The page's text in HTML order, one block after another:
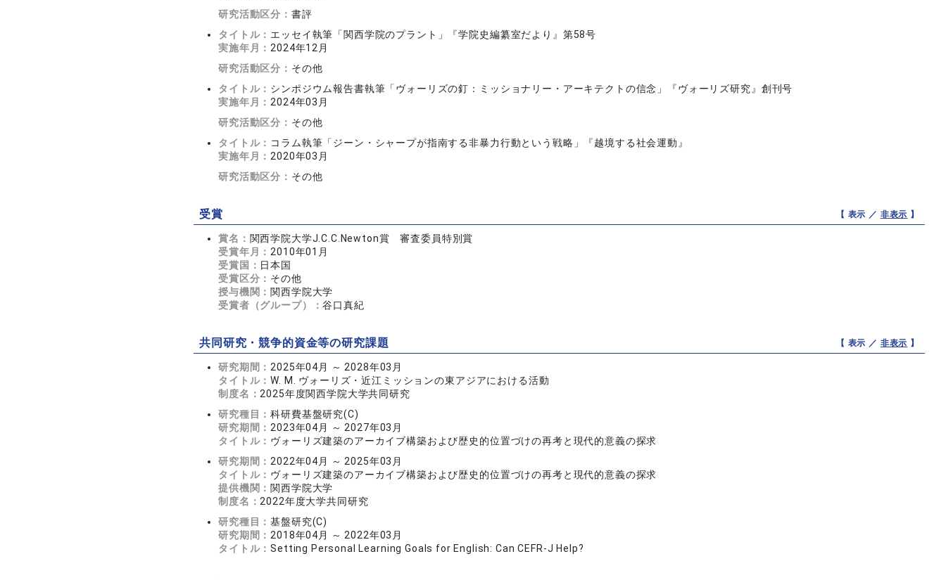
研究活動区分： 書評
タイトル： エッセイ執筆「関西学院のプラント」『学院史編纂室だより』第58号
実施年月： 2024年12月
研究活動区分： その他
タイトル： シンポジウム報告書執筆「ヴォーリズの釘：ミッショナリー・アーキテクトの信念」『ヴォーリズ研究』創刊号
実施年月： 2024年03月
研究活動区分： その他
タイトル： コラム執筆「ジーン・シャープが指南する非暴力行動という戦略」『越境する社会運動』
実施年月： 2020年03月
研究活動区分： その他
受賞 【 表示 ／ 非表示 】
賞名： 関西学院大学J.C.C.Newton賞 審査委員特別賞
受賞年月： 2010年01月
受賞国： 日本国
受賞区分： その他
授与機関： 関西学院大学
受賞者（グループ）：谷口真紀
共同研究・競争的資金等の研究課題 【 表示 ／ 非表示 】
研究期間： 2025年04月 ～ 2028年03月
タイトル：W. M. ヴォーリズ・近江ミッションの東アジアにおける活動
制度名： 2025年度関西学院大学共同研究
研究種目：科研費基盤研究(C)
研究期間： 2023年04月 ～ 2027年03月
タイトル： ヴォーリズ建築のアーカイブ構築および歴史的位置づけの再考と現代的意義の探求
研究期間： 2022年04月 ～ 2025年03月
タイトル： ヴォーリズ建築のアーカイブ構築および歴史的位置づけの再考と現代的意義の探求
提供機関： 関西学院大学
制度名： 2022年度大学共同研究
研究種目：基盤研究(C)
研究期間： 2018年04月 ～ 2022年03月
タイトル：Setting Personal Learning Goals for English: Can CEFR-J Help?